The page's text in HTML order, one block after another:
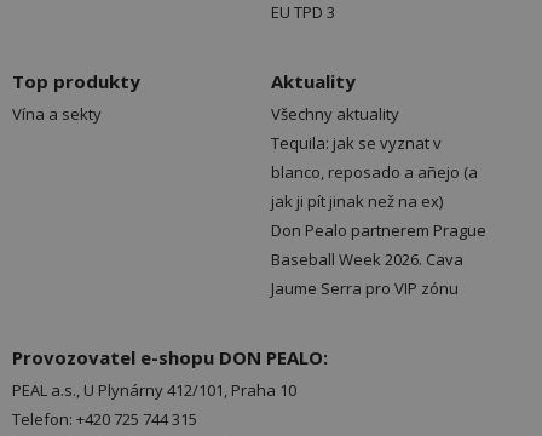
EU TPD 3
Top produkty
Vína a sekty
Aktuality
Všechny aktuality
Tequila: jak se vyznat v
blanco, reposado a añejo (a
jak ji pít jinak než na ex)
Don Pealo partnerem Prague
Baseball Week 2026. Cava
Jaume Serra pro VIP zónu
Provozovatel e-shopu DON PEALO:
PEAL a.s., U Plynárny 412/101, Praha 10
Telefon: +420 725 744 315